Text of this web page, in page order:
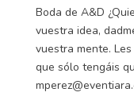
Boda de A&D
vuestra idea,
vuestra mente.
que sólo tengáis